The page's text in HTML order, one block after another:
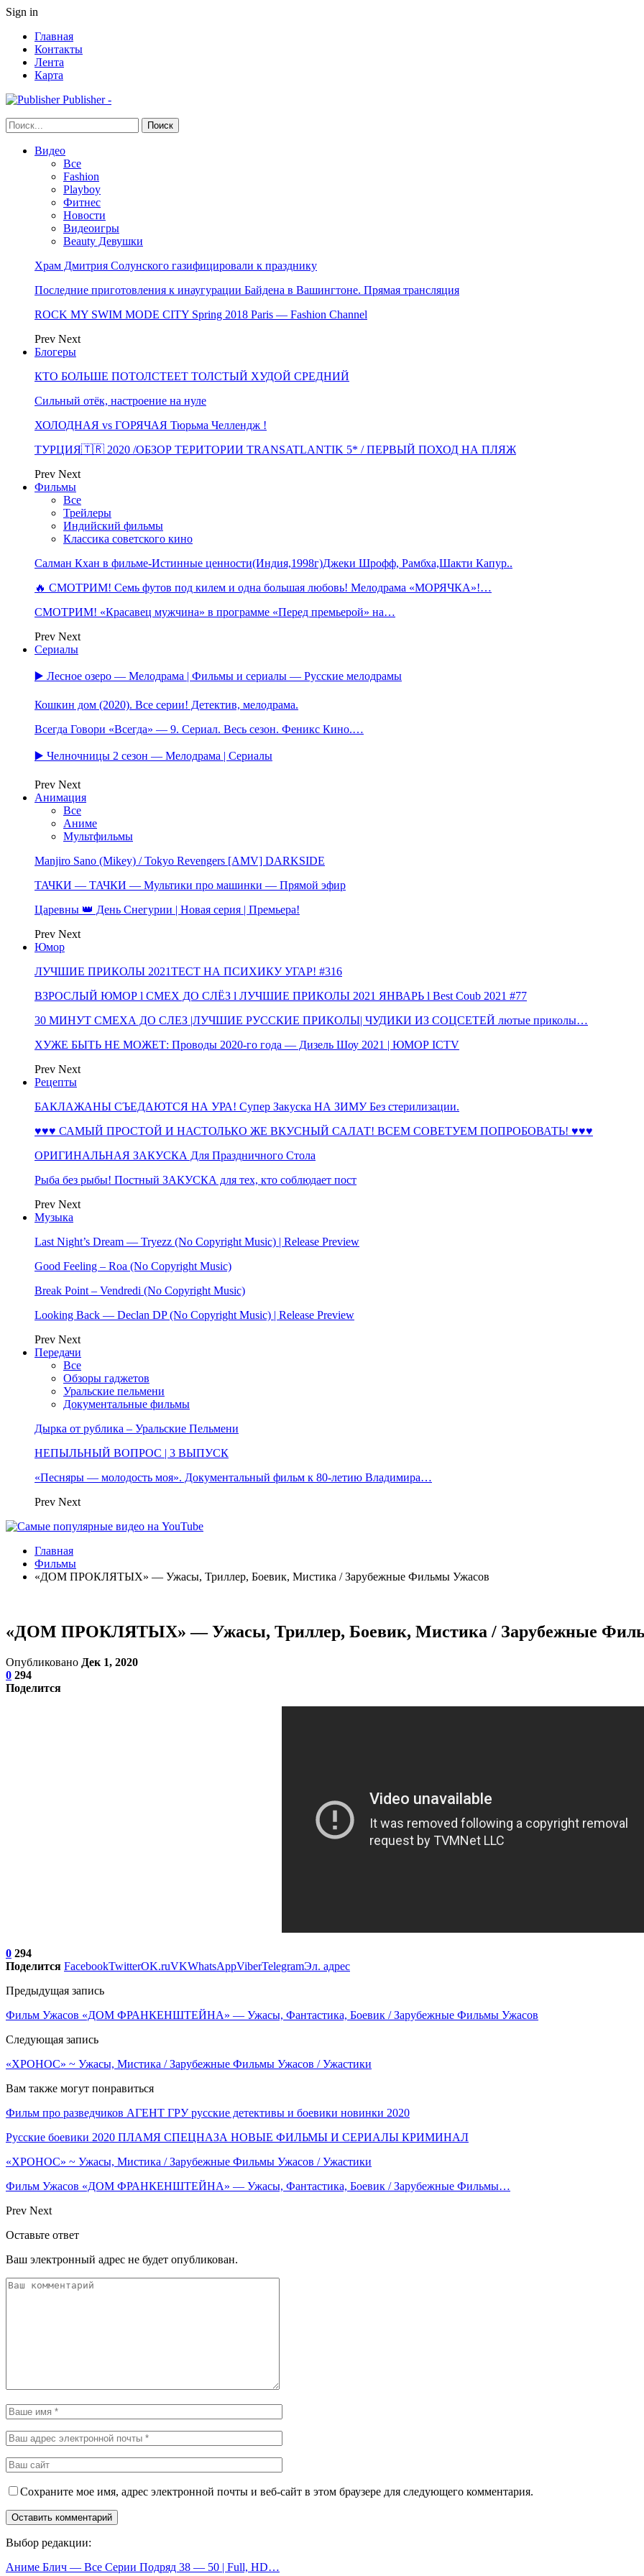
Sign in
Главная
Контакты
Лента
Карта
Publisher -
Видео
Все
Fashion
Playboy
Фитнес
Новости
Видеоигры
Beauty Девушки
Храм Дмитрия Солунского газифицировали к празднику
Последние приготовления к инаугурации Байдена в Вашингтоне. Прямая трансляция
ROCK MY SWIM MODE CITY Spring 2018 Paris — Fashion Channel
Prev Next
Блогеры
КТО БОЛЬШЕ ПОТОЛСТЕЕТ ТОЛСТЫЙ ХУДОЙ СРЕДНИЙ
Сильный отёк, настроение на нуле
ХОЛОДНАЯ vs ГОРЯЧАЯ Тюрьма Челлендж !
ТУРЦИЯ🇹🇷 2020 /ОБЗОР ТЕРИТОРИИ TRANSATLANTIK 5* / ПЕРВЫЙ ПОХОД НА ПЛЯЖ
Prev Next
Фильмы
Все
Трейлеры
Индийский фильмы
Классика советского кино
Салман Кхан в фильме-Истинные ценности(Индия,1998г)Джеки Шрофф, Рамбха,Шакти Капур..
🔥 СМОТРИМ! Семь футов под килем и одна большая любовь! Мелодрама «МОРЯЧКА»!…
СМОТРИМ! «Красавец мужчина» в программе «Перед премьерой» на…
Prev Next
Сериалы
▶️ Лесное озеро — Мелодрама | Фильмы и сериалы — Русские мелодрамы
Кошкин дом (2020). Все серии! Детектив, мелодрама.
Всегда Говори «Всегда» — 9. Сериал. Весь сезон. Феникс Кино.…
▶️ Челночницы 2 сезон — Мелодрама | Сериалы
Prev Next
Анимация
Все
Аниме
Мультфильмы
Manjiro Sano (Mikey) / Tokyo Revengers [AMV] DARKSIDE
ТАЧКИ — ТАЧКИ — Мультики про машинки — Прямой эфир
Царевны 👑 День Снегурии | Новая серия | Премьера!
Prev Next
Юмор
ЛУЧШИЕ ПРИКОЛЫ 2021ТЕСТ НА ПСИХИКУ УГАР! #316
ВЗРОСЛЫЙ ЮМОР l СМЕХ ДО СЛЁЗ l ЛУЧШИЕ ПРИКОЛЫ 2021 ЯНВАРЬ l Best Coub 2021 #77
30 МИНУТ СМЕХА ДО СЛЕЗ |ЛУЧШИЕ РУССКИЕ ПРИКОЛЫ| ЧУДИКИ ИЗ СОЦСЕТЕЙ лютые приколы…
ХУЖЕ БЫТЬ НЕ МОЖЕТ: Проводы 2020-го года — Дизель Шоу 2021 | ЮМОР ICTV
Prev Next
Рецепты
БАКЛАЖАНЫ СЪЕДАЮТСЯ НА УРА! Супер Закуска НА ЗИМУ Без стерилизации.
♥♥♥ САМЫЙ ПРОСТОЙ И НАСТОЛЬКО ЖЕ ВКУСНЫЙ САЛАТ! ВСЕМ СОВЕТУЕМ ПОПРОБОВАТЬ! ♥♥♥
ОРИГИНАЛЬНАЯ ЗАКУСКА Для Праздничного Стола
Рыба без рыбы! Постный ЗАКУСКА для тех, кто соблюдает пост
Prev Next
Музыка
Last Night’s Dream — Tryezz (No Copyright Music) | Release Preview
Good Feeling – Roa (No Copyright Music)
Break Point – Vendredi (No Copyright Music)
Looking Back — Declan DP (No Copyright Music) | Release Preview
Prev Next
Передачи
Все
Обзоры гаджетов
Уральские пельмени
Документальные фильмы
Дырка от рублика – Уральские Пельмени
НЕПЫЛЬНЫЙ ВОПРОС | 3 ВЫПУСК
«Песняры — молодость моя». Документальный фильм к 80-летию Владимира…
Prev Next
Главная
Фильмы
«ДОМ ПРОКЛЯТЫХ» — Ужасы, Триллер, Боевик, Мистика / Зарубежные Фильмы Ужасов
«ДОМ ПРОКЛЯТЫХ» — Ужасы, Триллер, Боевик, Мистика / Зарубежные
Опубликовано Дек 1, 2020
0 294
Поделится
0 294
Поделится FacebookTwitterOK.ruVKWhatsAppViberTelegramЭл. адрес
Предыдущая запись
Фильм Ужасов «ДОМ ФРАНКЕНШТЕЙНА» — Ужасы, Фантастика, Боевик / Зарубежные Фильмы Ужасов
Следующая запись
«ХРОНОС» ~ Ужасы, Мистика / Зарубежные Фильмы Ужасов / Ужастики
Вам также могут понравиться
Фильм про разведчиков АГЕНТ ГРУ русские детективы и боевики новинки 2020
Русские боевики 2020 ПЛАМЯ СПЕЦНАЗА НОВЫЕ ФИЛЬМЫ И СЕРИАЛЫ КРИМИНАЛ
«ХРОНОС» ~ Ужасы, Мистика / Зарубежные Фильмы Ужасов / Ужастики
Фильм Ужасов «ДОМ ФРАНКЕНШТЕЙНА» — Ужасы, Фантастика, Боевик / Зарубежные Фильмы…
Prev Next
Оставьте ответ
Ваш электронный адрес не будет опубликован.
Сохраните мое имя, адрес электронной почты и веб-сайт в этом браузере для следующего комментария.
Выбор редакции:
Аниме Блич — Все Серии Подряд 38 — 50 | Full, HD…